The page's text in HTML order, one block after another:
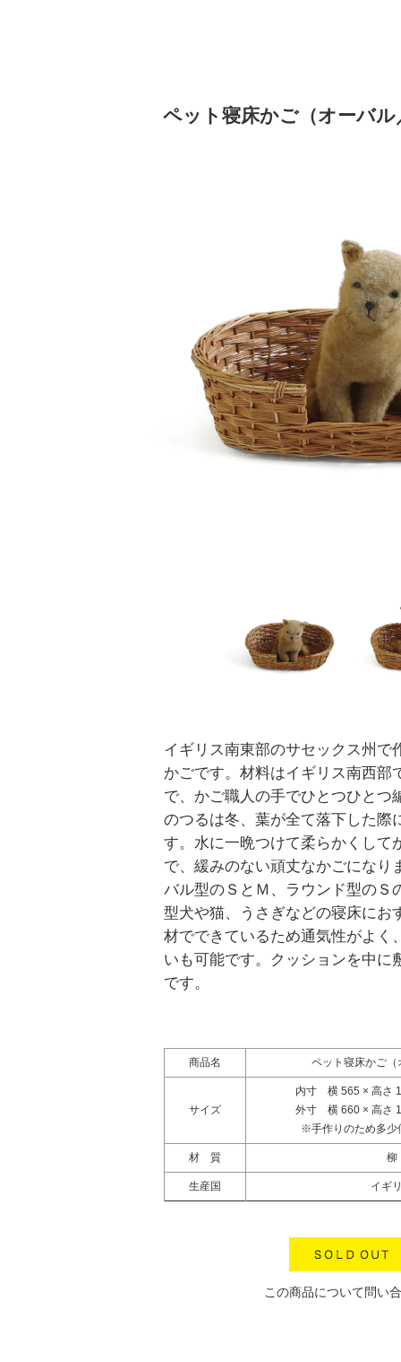
ペット寝床かご（オーバル
イギリス南東部のサセックス州で
かごです。材料はイギリス南西部
で、かご職人の手でひとつひとつ
のつるは冬、葉が全て落下した際
す。水に一晩つけて柔らかくして
で、緩みのない頑丈なかごになり
バル型のＳとＭ、ラウンド型のＳ
型犬や猫、うさぎなどの寝床にお
材でできているため通気性がよく
いも可能です。クッションを中に
です。
商品名 ペット寝床かご（
サイズ
内寸 横 565 × 高さ
外寸 横 660 × 高さ
※手作りのため多少
材 質 柳
生産国 イギ
この商品について問い